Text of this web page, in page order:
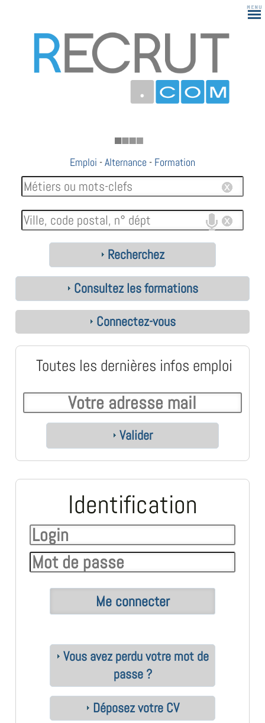
183
Emploi -Alternance - Formation
Recherchez
Consultez les formations
Connectez-vous
Toutes les dernières infos emploi
Valider
Identification
Vous avez perdu votre mot de
passe ?
Déposez votre CV